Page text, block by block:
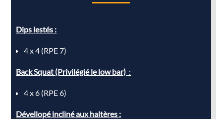
Dips lestés :
4 x 4 (RPE 7)
Back Squat (Privilégié le low bar) :
4 x 6 (RPE 6)
Dévellopé incliné aux haltères :